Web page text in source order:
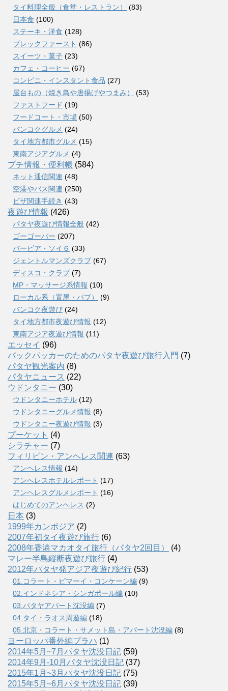
タイ料理全般（食堂・レストラン）
(83)
日本食 (100)
ステーキ・洋食 (128)
ブレックファースト (86)
スイーツ・菓子 (23)
カフェ・コーヒー (67)
コンビニ・インスタント食品 (27)
屋台もの（焼き鳥や唐揚げやつまみ）
(53)
ファストフード (19)
フードコート・市場 (50)
バンコクグルメ (24)
タイ地方都市グルメ (15)
東南アジアグルメ (4)
プチ情報・便利帳 (584)
ネット通信関連 (48)
空港やバス関連 (250)
ビザ関連手続き (43)
夜遊び情報 (426)
パタヤ夜遊び情報全般 (42)
ゴーゴーバー (207)
バービア・ソイ６ (33)
ジェントルマンズクラブ (67)
ディスコ・クラブ (7)
MP・マッサージ系情報 (10)
ローカル系（置屋・パブ）
(9)
バンコク夜遊び (24)
タイ地方都市夜遊び情報 (12)
東南アジア夜遊び情報 (11)
エッセイ (96)
バックパッカーのためのパタヤ夜遊び旅行入門 (7)
パタヤ観光案内 (8)
パタヤニュース (22)
ウドンタニー (30)
ウドンタニーホテル (12)
ウドンタニーグルメ情報 (8)
ウドンタニー夜遊び情報 (3)
プーケット (4)
シラチャー (7)
フィリピン・アンヘレス関連 (63)
アンヘレス情報 (14)
アンへレスホテルレポート (17)
アンヘレスグルメレポート (16)
はじめてのアンヘレス (2)
日本 (3)
1999年カンボジア (2)
2007年初タイ夜遊び旅行 (6)
2008年香港マカオタイ旅行（パタヤ2回目）
(4)
マレー半島縦断夜遊び旅行 (4)
2012年パタヤ発アジア夜遊び紀行 (53)
01.コラート・ピマーイ・コンケーン編 (9)
02.インドネシア・シンガポール編 (10)
03.パタヤアパート沈没編 (7)
04.タイ・ラオス周遊編 (18)
05.北京・コラート・サメット島・アパート沈没編 (8)
ヨーロッパ番外編プラハ (1)
2014年5月~7月パタヤ沈没日記 (59)
2014年9月-10月パタヤ沈没日記 (37)
2015年1月~3月パタヤ沈没日記 (75)
2015年5月~6月パタヤ沈没日記 (39)